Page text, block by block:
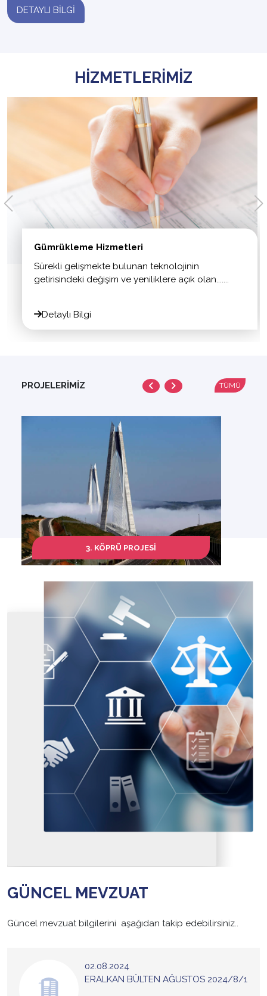
DETAYLI BİLGİ
HİZMETLERİMİZ
Gümrükleme Hizmetleri
Sürekli gelişmekte bulunan teknolojinin
getirisindeki değişim ve yeniliklere açık olan.......
Detaylı Bilgi
PROJELERİMİZ TÜMÜ
3. KÖPRÜ PROJESİ
GÜNCEL MEVZUAT
Güncel mevzuat bilgilerini aşağıdan takip edebilirsiniz..
02.08.2024
ERALKAN BÜLTEN AĞUSTOS 2024/8/1